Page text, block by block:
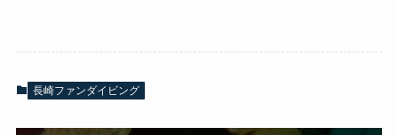
長崎ファンダイビング